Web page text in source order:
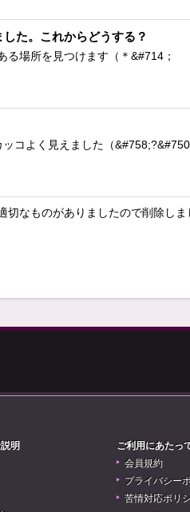
た。これからどうする？
る場所を見つけます（＊&#714；
コよく見えました（
切なものがありましたので削除しま
明
ご利用にあたっ
会員規約
プライバシー
苦情対応ポリ